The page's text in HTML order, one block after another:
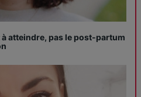
à atteindre, pas le post-partum